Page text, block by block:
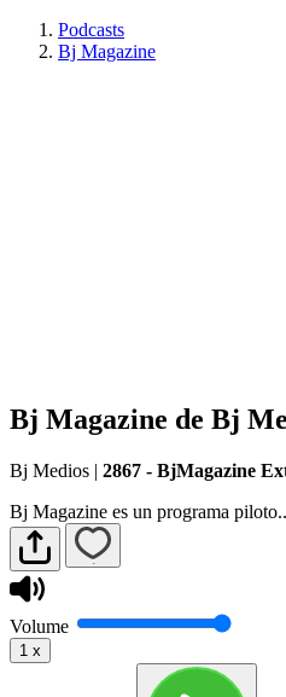
Podcasts
Bj Magazine
Bj Magazine de Bj
Bj Medios | 2867 - BjMagazine
Bj Magazine es un programa
Volume
1 x